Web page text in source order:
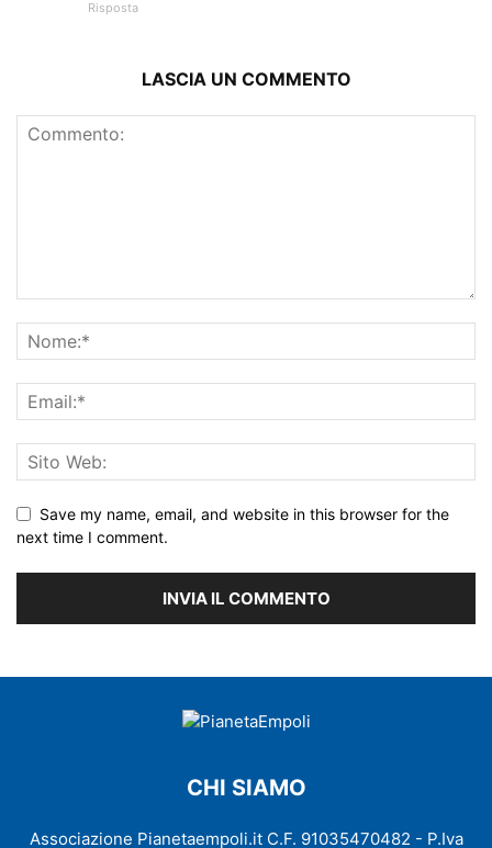
Risposta
LASCIA UN COMMENTO
Save my name, email, and website in this browser for the
next time I comment.
CHI SIAMO
Associazione Pianetaempoli.it C.F. 91035470482 - P.Iva